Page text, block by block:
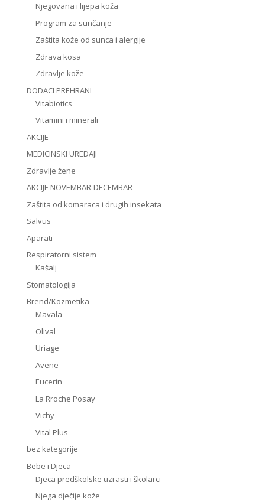
Njegovana i lijepa koža
Program za sunčanje
Zaštita kože od sunca i alergije
Zdrava kosa
Zdravlje kože
DODACI PREHRANI
Vitabiotics
Vitamini i minerali
AKCIJE
MEDICINSKI UREDAJI
Zdravlje žene
AKCIJE NOVEMBAR-DECEMBAR
Zaštita od komaraca i drugih insekata
Salvus
Aparati
Respiratorni sistem
Kašalj
Stomatologija
Brend/Kozmetika
Mavala
Olival
Uriage
Avene
Eucerin
La Rroche Posay
Vichy
Vital Plus
bez kategorije
Bebe i Djeca
Djeca predškolske uzrasti i školarci
Njega dječije kože